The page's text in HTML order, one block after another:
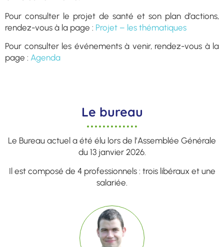
Pour consulter le projet de santé et son plan d’actions,
rendez-vous à la page : Projet – les thématiques
Pour consulter les événements à venir, rendez-vous à la
page : Agenda
Le bureau
Le Bureau actuel a été élu lors de l’Assemblée Générale
du 13 janvier 2026.
Il est composé de 4 professionnels : trois libéraux et une
salariée.